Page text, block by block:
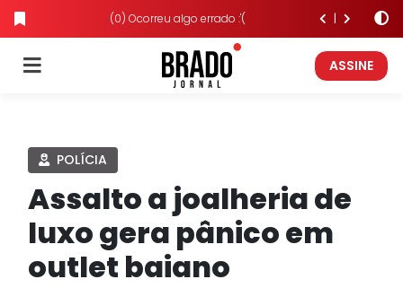
(0) Ocorreu algo errado :'(
ASSINE
POLÍCIA
Assalto a joalheria de
luxo gera pânico em
outlet baiano